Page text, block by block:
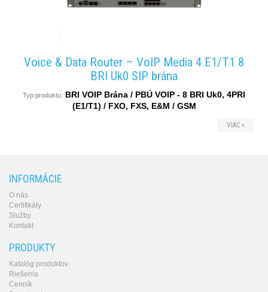
Voice & Data Router – VoIP Media 4 E1/T1 8
BRI Uk0 SIP brána
Typ produktu: BRI VOIP Brána / PBÚ VOIP - 8 BRI Uk0, 4PRI
(E1/T1) / FXO, FXS, E&M / GSM
VIAC »
INFORMÁCIE
O nás
Certifikáty
Služby
Kontakt
PRODUKTY
Katalóg produktov
Riešenia
Cenník